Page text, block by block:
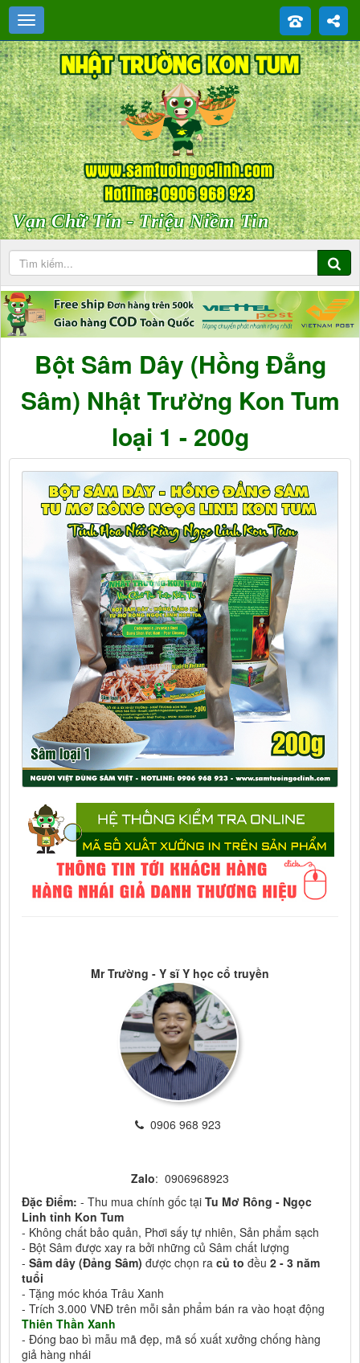
Vạn Chữ Tín - Triệu Niềm Tin
Bột Sâm Dây (Hồng Đẳng
Sâm) Nhật Trường Kon Tum
loại 1 - 200g
Mr Trường - Y sĩ Y học cổ truyền
0906 968 923
Zalo: 0906968923
Đặc Điểm: - Thu mua chính gốc tại Tu Mơ Rông - Ngọc
Linh tỉnh Kon Tum
- Không chất bảo quản, Phơi sấy tự nhiên, Sản phẩm sạch
- Bột Sâm được xay ra bởi những củ Sâm chất lượng
- Sâm dây (Đảng Sâm) được chọn ra củ to đều 2 - 3 năm
tuổi
- Tặng móc khóa Trâu Xanh
- Trích 3.000 VNĐ trên mỗi sản phẩm bán ra vào hoạt động
Thiên Thần Xanh
- Đóng bao bì mẫu mã đẹp, mã số xuất xưởng chống hàng
giả hàng nhái